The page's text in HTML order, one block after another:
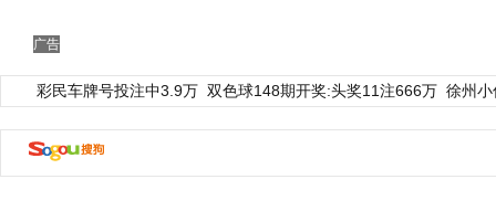
广告
彩民车牌号投注中3.9万 双色球148期开奖:头奖11注666万 徐州